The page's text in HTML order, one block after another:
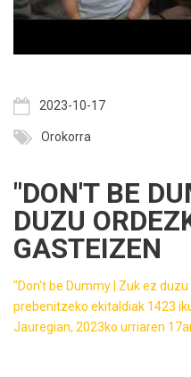
2023-10-17
Orokorra
"DON'T BE
DUZU
GASTEIZEN
"Don't be Dummy | Zuk ez
prebenitzeko ekitaldiak 1423
Jauregian, 2023ko urriaren